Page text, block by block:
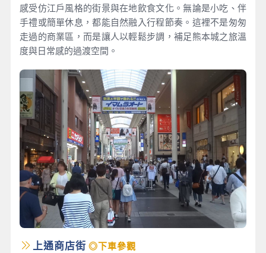
感受仿江戶風格的街景與在地飲食文化。無論是小吃、伴
手禮或簡單休息，都能自然融入行程節奏。這裡不是匆匆
走過的商業區，而是讓人以輕鬆步調，補足熊本城之旅溫
度與日常感的過渡空間。
上通商店街 ◎下車參觀